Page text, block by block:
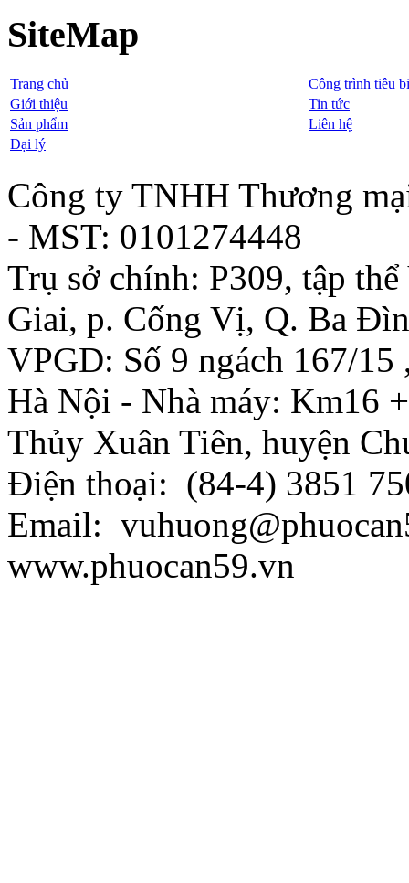
SiteMap
Trang chủ
Công trình tiêu
Giới thiệu
Tin tức
Sản phẩm
Liên hệ
Đại lý
Công ty TNHH Thương
- MST: 0101274448
Trụ sở chính: P309, tập
Giai, p. Cống Vị, Q. Ba
VPGD: Số 9 ngách 167/
Hà Nội - Nhà máy: Km16
Thủy Xuân Tiên, huyện
Điện thoại: (84-4) 3851
Email:
www.phuocan59.vn